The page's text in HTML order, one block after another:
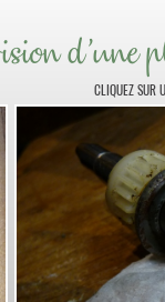
CLIQUEZ SUR